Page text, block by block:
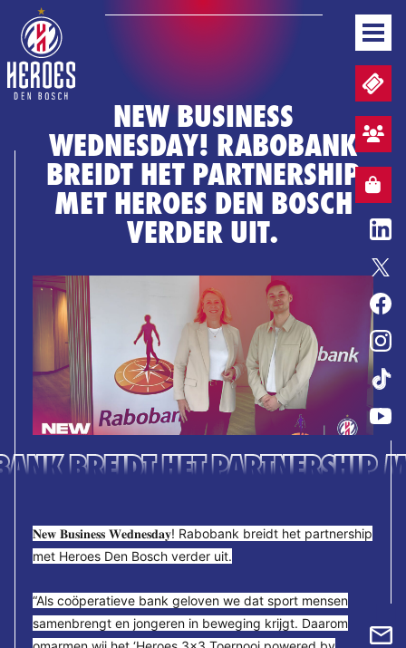
NEWS
TEAM
STANDINGS
BUSINESS
MEDIA & PRESS
WEBSHOP
EN
ENTERTAINMENT
HONOURS
HEROES GAME
TICKETS
WEBSHOP
FAN ZONE SIGN UP
WEBSHOP
NEW BUSINESS
WEDNESDAY! RABOBANK
BREIDT HET PARTNERSHIP
MET HEROES DEN BOSCH
VERDER UIT.
BREIDT HET PARTNERSHIP
𝐍𝐞𝐰 𝐁𝐮𝐬𝐢𝐧𝐞𝐬𝐬 𝐖𝐞𝐝𝐧𝐞𝐬𝐝𝐚𝐲! Rabobank breidt het partnership
met Heroes Den Bosch verder uit.
“Als coöperatieve bank geloven we dat sport mensen
samenbrengt en jongeren in beweging krijgt. Daarom